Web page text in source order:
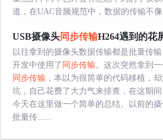
道，在UAC音频规范中，数据的传输不
USB摄像头同步传输H264遇到的花
以往拿到的摄像头数据传输都是批量传
开发中使用了 同步传输。这次突然拿到
同步传输 ，本以为很简单的代码移植，
坑，自己花费了大力气来排查，在这期
今天在这里做一个简单的总结。以前的
批量传......